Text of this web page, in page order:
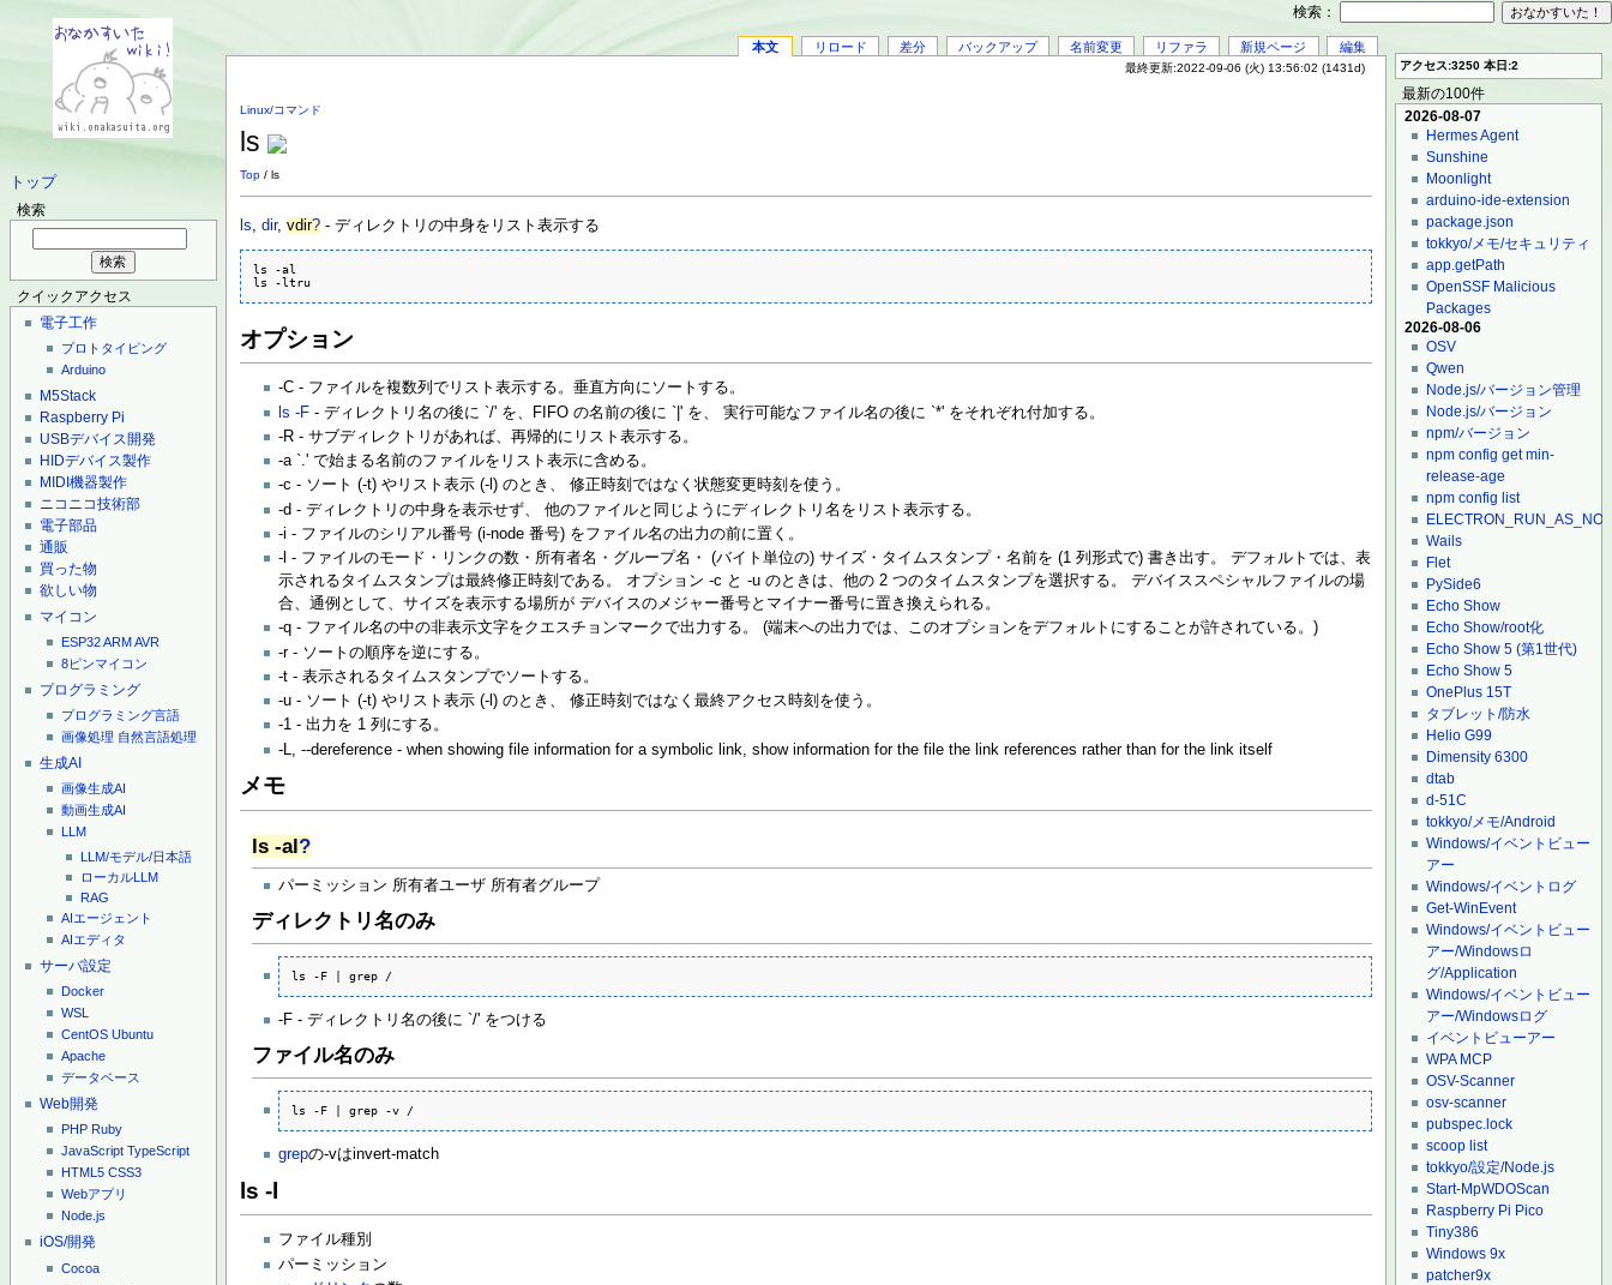
トップ
検索
クイックアクセス
電子工作
プロトタイピング
Arduino
M5Stack
Raspberry Pi
USBデバイス開発
HIDデバイス製作
MIDI機器製作
ニコニコ技術部
電子部品
通販
買った物
欲しい物
マイコン
ESP32ARMAVR
8ピンマイコン
プログラミング
プログラミング言語
画像処理 自然言語処理
生成AI
画像生成AI
動画生成AI
LLM
LLM/モデル/日本語
ローカルLLM
RAG
AIエージェント
AIエディタ
サーバ設定
Docker
WSL
CentOS Ubuntu
Apache
データベース
Web開発
PHP Ruby
JavaScript TypeScript
HTML5 CSS3
Webアプリ
Node.js
iOS/開発
Cocoa
本文 リロード 差分 バックアップ 名前変更 リファラ 新規ページ 編集
最終更新:2022-09-06 (火) 13:56:02 (1431d)
Linux/コマンド
ls
Top / ls
ls,dir,vdir? - ディレクトリの中身をリスト表示する
ls -al
ls -ltru
オプション
-C - ファイルを複数列でリスト表示する。垂直方向にソートする。
ls -F - ディレクトリ名の後に `/' を、FIFO の名前の後に `|' を、 実行可能なファイル名の後に `*' をそれぞれ付加する。
-R - サブディレクトリがあれば、再帰的にリスト表示する。
-a `.' で始まる名前のファイルをリスト表示に含める。
-c - ソート (-t) やリスト表示 (-l) のとき、 修正時刻ではなく状態変更時刻を使う。
-d - ディレクトリの中身を表示せず、 他のファイルと同じようにディレクトリ名をリスト表示する。
-i - ファイルのシリアル番号 (i-node 番号) をファイル名の出力の前に置く。
-l - ファイルのモード・リンクの数・所有者名・グループ名・ (バイト単位の) サイズ・タイムスタンプ・名前を (1 列形式で) 書き出す。 デフォルトでは、表
示されるタイムスタンプは最終修正時刻である。 オプション -c と -u のときは、他の 2 つのタイムスタンプを選択する。 デバイススペシャルファイルの場
合、通例として、サイズを表示する場所が デバイスのメジャー番号とマイナー番号に置き換えられる。
-q - ファイル名の中の非表示文字をクエスチョンマークで出力する。 (端末への出力では、このオプションをデフォルトにすることが許されている。)
-r - ソートの順序を逆にする。
-t - 表示されるタイムスタンプでソートする。
-u - ソート (-t) やリスト表示 (-l) のとき、 修正時刻ではなく最終アクセス時刻を使う。
-1 - 出力を 1 列にする。
-L, --dereference - when showing file information for a symbolic link, show information for the file the link references rather than for the link itself
メモ
ls -al?
パーミッション 所有者ユーザ 所有者グループ
ディレクトリ名のみ
ls -F | grep /
-F - ディレクトリ名の後に `/' をつける
ファイル名のみ
ls -F | grep -v /
grepの-vはinvert-match
ls -l
ファイル種別
パーミッション
アクセス:3250 本日:2
最新の100件
2026-08-07
Hermes Agent
Sunshine
Moonlight
arduino-ide-extension
package.json
tokkyo/メモ/セキュリティ
app.getPath
OpenSSF Malicious
Packages
2026-08-06
OSV
Qwen
Node.js/バージョン管理
Node.js/バージョン
npm/バージョン
npm config get min-
release-age
npm config list
Wails
Flet
PySide6
Echo Show
Echo Show/root化
Echo Show 5 (第1世代)
Echo Show 5
OnePlus 15T
タブレット/防水
Helio G99
Dimensity 6300
dtab
d-51C
tokkyo/メモ/Android
Windows/イベントビュー
アー
Windows/イベントログ
Get-WinEvent
Windows/イベントビュー
アー/Windowsロ
グ/Application
Windows/イベントビュー
アー/Windowsログ
イベントビューアー
WPA MCP
OSV-Scanner
osv-scanner
pubspec.lock
scoop list
tokkyo/設定/Node.js
Start-MpWDOScan
Raspberry Pi Pico
Tiny386
Windows 9x
patcher9x
検索：